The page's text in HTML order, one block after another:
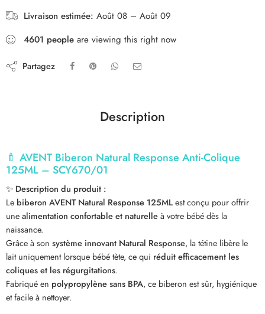
Livraison estimée: Août 08 – Août 09
4601 people are viewing this right now
Partagez
Description
🍼 AVENT Biberon Natural Response Anti-Colique
125ML – SCY670/01
✨ Description du produit :
Le biberon AVENT Natural Response 125MLest conçu pour offrir
unealimentation confortable et naturelleà votre bébé dès la
naissance.
Grâce à son système innovant Natural Response, la tétine libère le
lait uniquement lorsque bébé tète, ce qui réduit efficacement les
coliques et les régurgitations.
Fabriqué en polypropylène sans BPA, ce biberon est sûr, hygiénique
et facile à nettoyer.